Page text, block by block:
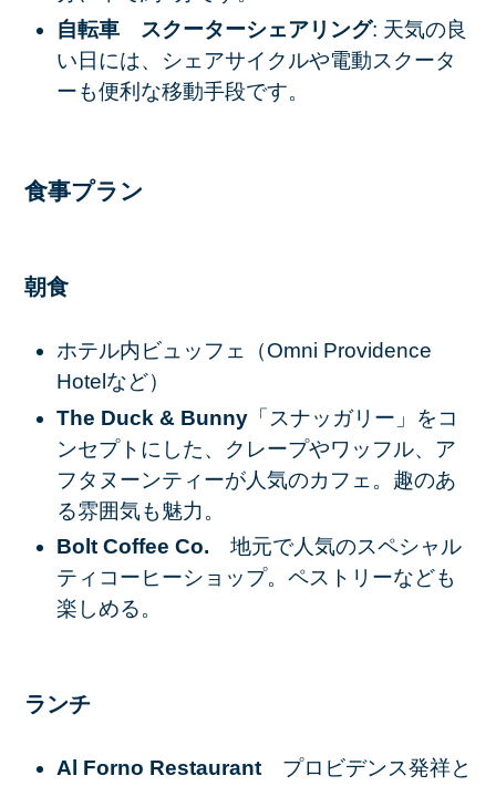
自転車 スクーターシェアリング: 天気の良
い日には、シェアサイクルや電動スクータ
ーも便利な移動手段です。
食事プラン
朝食
ホテル内ビュッフェ（Omni Providence
Hotelなど）
The Duck & Bunny「スナッガリー」をコ
ンセプトにした、クレープやワッフル、ア
フタヌーンティーが人気のカフェ。趣のあ
る雰囲気も魅力。
Bolt Coffee Co. 地元で人気のスペシャル
ティコーヒーショップ。ペストリーなども
楽しめる。
ランチ
Al Forno Restaurant プロビデンス発祥と